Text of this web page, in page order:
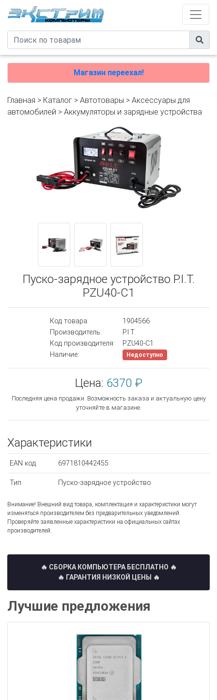
Магазин переехал!
Главная > Каталог > Автотовары > Аксессуары для
автомобилей > Аккумуляторы и зарядные устройства
Пуско-зарядное устройство P.I.T.
PZU40-C1
Код товара:
1904566
Производитель:
P.I.T.
Код производителя:
PZU40-C1
Наличие:
Недоступно
Цена: 6370 ₽
Последняя цена продажи. Возможность заказа и актуальную цену
уточняйте в магазине.
Характеристики
EAN код 6971810442455
Тип Пуско-зарядное устройство
Внимание! Внешний вид товара, комплектация и характеристики могут
изменяться производителем без предварительных уведомлений.
Проверяйте заявленные характеристики на официальных сайтах
производителей.
🔥 СБОРКА КОМПЬЮТЕРА БЕСПЛАТНО 🔥
🔥 ГАРАНТИЯ НИЗКОЙ ЦЕНЫ 🔥
Лучшие предложения